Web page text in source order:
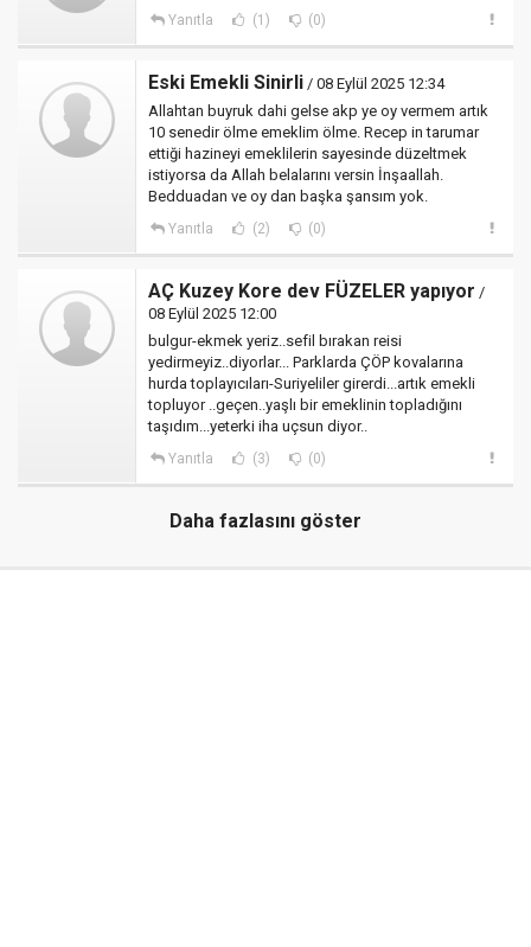
Yanıtla (1) (0)
Eski Emekli Sinirli / 08 Eylül 2025 12:34
Allahtan buyruk dahi gelse akp ye oy vermem artık
10 senedir ölme emeklim ölme. Recep in tarumar
ettiği hazineyi emeklilerin sayesinde düzeltmek
istiyorsa da Allah belalarını versin İnşaallah.
Bedduadan ve oy dan başka şansım yok.
Yanıtla (2) (0)
AÇ Kuzey Kore dev FÜZELER yapıyor /
08 Eylül 2025 12:00
bulgur-ekmek yeriz..sefil bırakan reisi
yedirmeyiz..diyorlar... Parklarda ÇÖP kovalarına
hurda toplayıcıları-Suriyeliler girerdi...artık emekli
topluyor ..geçen..yaşlı bir emeklinin topladığını
taşıdım...yeterki iha uçsun diyor..
Yanıtla (3) (0)
Daha fazlasını göster